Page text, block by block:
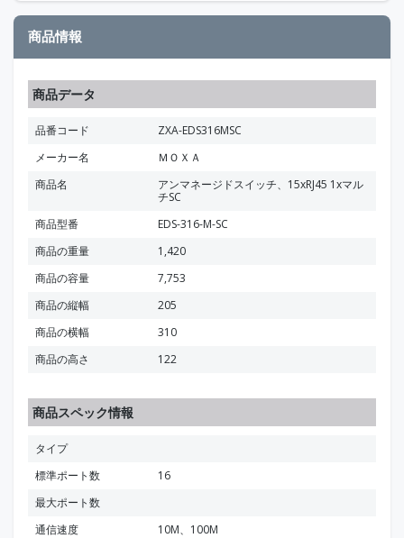
商品情報
商品データ
品番コード
ZXA-EDS316MSC
メーカー名
ＭＯＸＡ
商品名
アンマネージドスイッチ、15xRJ45 1xマル
チSC
商品型番
EDS-316-M-SC
商品の重量
1,420
商品の容量
7,753
商品の縦幅
205
商品の横幅
310
商品の高さ
122
商品スペック情報
タイプ
標準ポート数
16
最大ポート数
通信速度
10M、100M